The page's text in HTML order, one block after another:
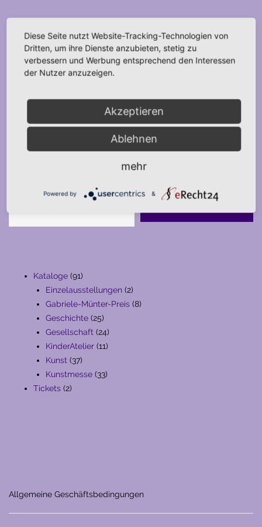
Kataloge 9191
Produkte
Einzelausstellungen 22
Produkte
Gabriele-Münter-Preis 88
Geschichte 2525
Produkte
Gesellschaft 2424
Produkte
KinderAtelier 1111
Kunst 3737
Produkte
Kunstmesse 3333
Tickets 22
Allgemeine Geschäftsbedingungen
Diese Seite nutzt Website-Tracking-Technologien von
Dritten, um ihre Dienste anzubieten, stetig zu
verbessern und Werbung entsprechend den Interessen
der Nutzer anzuzeigen.
Akzeptieren
Ablehnen
mehr
Powered by &